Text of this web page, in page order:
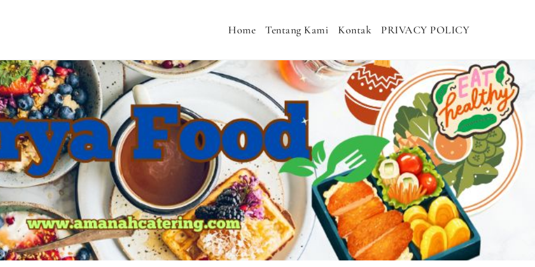
MENU SEHAT, CATERING PERNIKAHAN, JASA AQIQAH MURAH, NASI KOTAK SEHAT, NASI
Home Tentang Kami Kontak PRIVACY POLICY